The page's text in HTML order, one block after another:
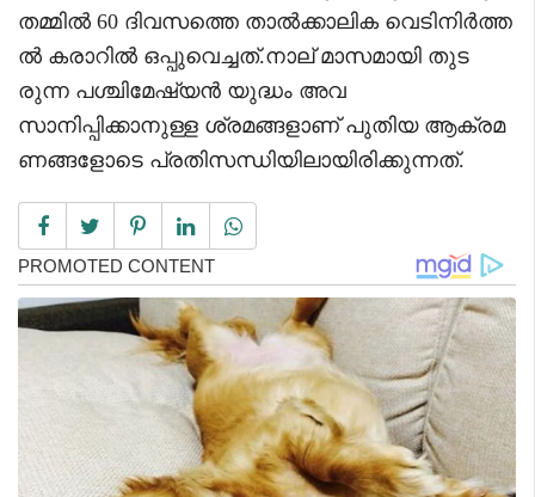
തമ്മിൽ 60 ദിവസത്തെ താൽക്കാലിക വെടിനിർത്ത
ൽ കരാറിൽ ഒപ്പുവെച്ചത്.നാല് മാസമായി തുട
രുന്ന പശ്ചിമേഷ്യൻ യുദ്ധം അവ
സാനിപ്പിക്കാനുള്ള ശ്രമങ്ങളാണ് പുതിയ ആക്രമ
ണങ്ങളോടെ പ്രതിസന്ധിയിലായിരിക്കുന്നത്.